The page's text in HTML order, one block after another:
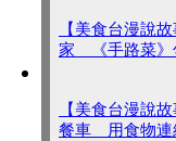
【美食台漫說
家 《手路菜》
【美食台漫說
餐車 用食物連